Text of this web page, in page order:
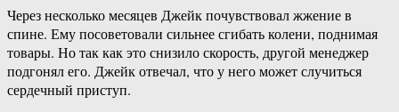
Через несколько месяцев Джейк почувствовал жжение в
спине. Ему посоветовали сильнее сгибать колени, поднимая
товары. Но так как это снизило скорость, другой менеджер
подгонял его. Джейк отвечал, что у него может случиться
сердечный приступ.